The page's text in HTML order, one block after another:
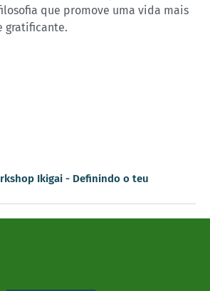
que promove uma vida mais
gratificante.
Ikigai - Definindo o teu